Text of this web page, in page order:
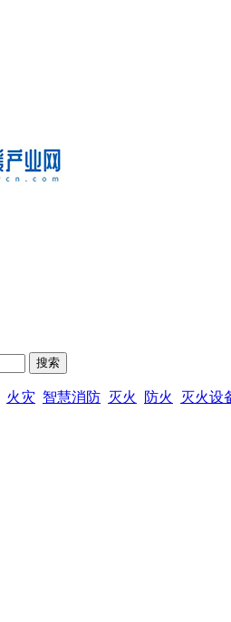
火灾 智慧消防 灭火 防火 灭火设